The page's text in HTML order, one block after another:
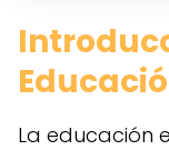
La educación